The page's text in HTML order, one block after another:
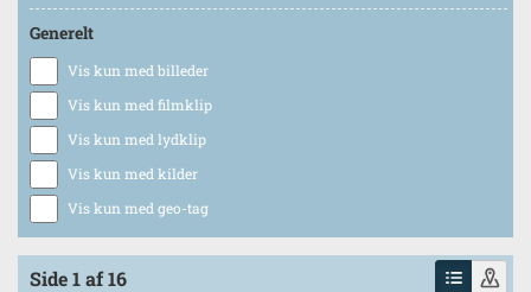
Generelt
Vis kun med billeder
Vis kun med filmklip
Vis kun med lydklip
Vis kun med kilder
Vis kun med geo-tag
Side 1 af 16